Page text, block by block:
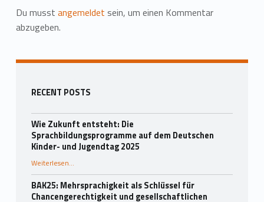
Du musst angemeldet sein, um einen Kommentar
abzugeben.
Zurück zur Hauptnavigation springen
Seitenleiste
RECENT POSTS
Wie Zukunft entsteht: Die
Sprachbildungsprogramme auf dem Deutschen
Kinder- und Jugendtag 2025
Weiterlesen“Wie Zukunft entsteht: Die Sprachbildungsprogramme auf dem Deutschen Kinder- und Jugendtag 2025”
…
BAK25: Mehrsprachigkeit als Schlüssel für
Chancengerechtigkeit und gesellschaftlichen